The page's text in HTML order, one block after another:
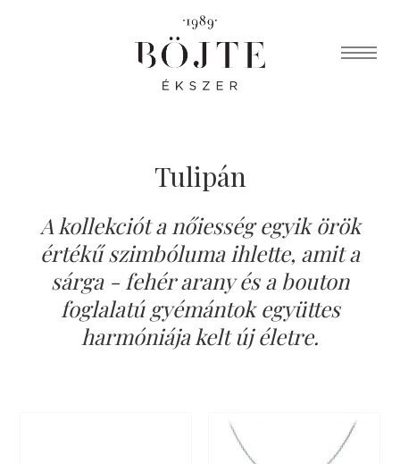
Tulipán
A kollekciót a nőiesség egyik örök
értékű szimbóluma ihlette, amit a
sárga - fehér arany és a bouton
foglalatú gyémántok együttes
harmóniája kelt új életre.